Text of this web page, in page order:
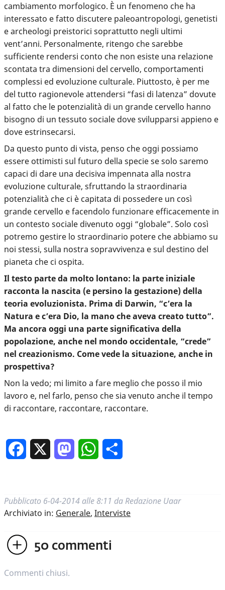
cambiamento morfologico. È un fenomeno che ha
interessato e fatto discutere paleoantropologi, genetisti
e archeologi preistorici soprattutto negli ultimi
vent’anni. Personalmente, ritengo che sarebbe
sufficiente rendersi conto che non esiste una relazione
scontata tra dimensioni del cervello, comportamenti
complessi ed evoluzione culturale. Piuttosto, è per me
del tutto ragionevole attendersi “fasi di latenza” dovute
al fatto che le potenzialità di un grande cervello hanno
bisogno di un tessuto sociale dove svilupparsi appieno e
dove estrinsecarsi.
Da questo punto di vista, penso che oggi possiamo
essere ottimisti sul futuro della specie se solo saremo
capaci di dare una decisiva impennata alla nostra
evoluzione culturale, sfruttando la straordinaria
potenzialità che ci è capitata di possedere un così
grande cervello e facendolo funzionare efficacemente in
un contesto sociale divenuto oggi “globale”. Solo così
potremo gestire lo straordinario potere che abbiamo su
noi stessi, sulla nostra sopravvivenza e sul destino del
pianeta che ci ospita.
Il testo parte da molto lontano: la parte iniziale
racconta la nascita (e persino la gestazione) della
teoria evoluzionista. Prima di Darwin, “c’era la
Natura e c’era Dio, la mano che aveva creato tutto”.
Ma ancora oggi una parte significativa della
popolazione, anche nel mondo occidentale, “crede”
nel creazionismo. Come vede la situazione, anche in
prospettiva?
Non la vedo; mi limito a fare meglio che posso il mio
lavoro e, nel farlo, penso che sia venuto anche il tempo
di raccontare, raccontare, raccontare.
Facebook MastodonWhatsApp
Pubblicato 6-04-2014 alle 8:11 da Redazione Uaar
Archiviato in: Generale, Interviste
50 commenti
Commenti chiusi.